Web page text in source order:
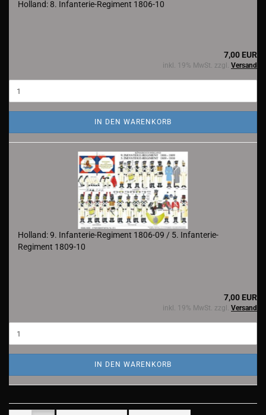
Holland: 8. Infanterie-Regiment 1806-10
7,00 EUR
inkl. 19% MwSt. zzgl. Versand
IN DEN WARENKORB
Holland: 9. Infanterie-Regiment 1806-09 / 5. Infanterie-
Regiment 1809-10
7,00 EUR
inkl. 19% MwSt. zzgl. Versand
IN DEN WARENKORB